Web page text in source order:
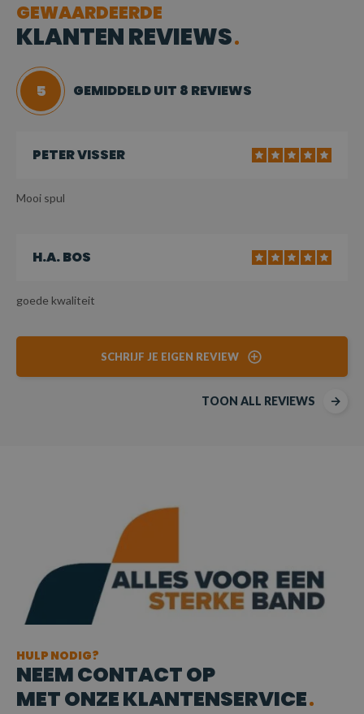
GEWAARDEERDE
KLANTEN REVIEWS
5 GEMIDDELD UIT 8 REVIEWS
PETER VISSER
Mooi spul
H.A. BOS
goede kwaliteit
SCHRIJF JE EIGEN REVIEW
TOON ALL REVIEWS
HULP NODIG?
NEEM CONTACT OP
MET ONZE KLANTENSERVICE